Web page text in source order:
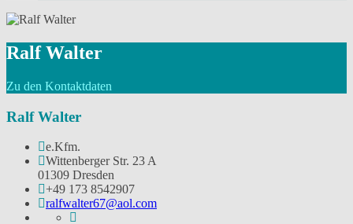
Ralf Walter
Zu den Kontaktdaten
Ralf Walter
e.Kfm.
Wittenberger Str. 23 A
01309 Dresden
+49 173 8542907
ralfwalter67@aol.com